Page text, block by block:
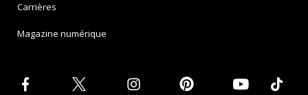
Carrières
Magazine numérique